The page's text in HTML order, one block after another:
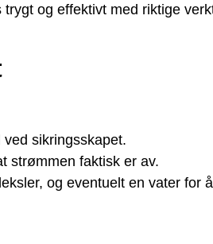
og effektivt med riktige
sikringsskapet.
strømmen faktisk er av.
og eventuelt en vater for